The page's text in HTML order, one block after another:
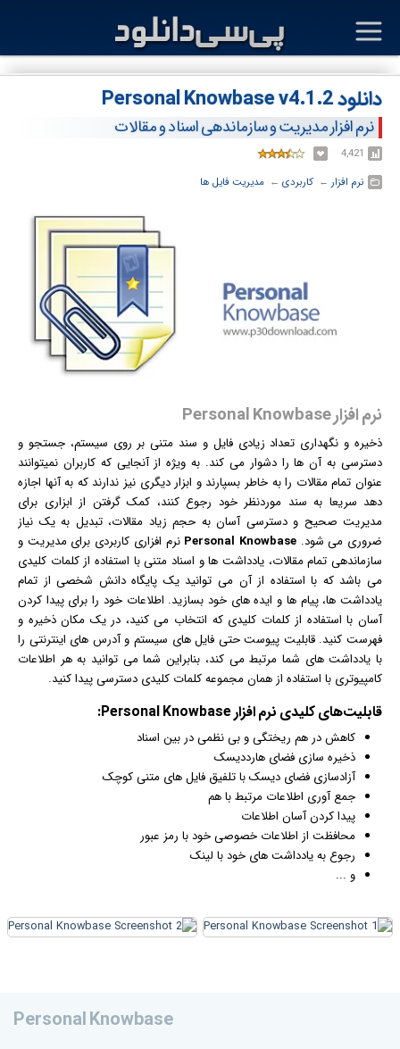
دانلود Personal Knowbase v4.1.2
نرم افزار مدیریت و سازماندهی اسناد و مقالات
4,421
نرم افزار ← ‏ کاربردی ← ‏ مدیریت فایل ها
نرم افزار Personal Knowbase
ذخیره و نگهداری تعداد زیادی فایل و سند متنی بر روی سیستم، جستجو و
دسترسی به آن ها را دشوار می کند. به ویژه از آنجایی که کاربران نمیتوانند
عنوان تمام مقالات را به خاطر بسپارند و ابزار دیگری نیز ندارند که به آنها اجازه
دهد سریعا به سند موردنظر خود رجوع کنند، کمک گرفتن از ابزاری برای
مدیریت صحیح و دسترسی آسان به حجم زیاد مقالات، تبدیل به یک نیاز
ضروری می شود.Personal Knowbase نرم افزاری کاربردی برای مدیریت و
سازماندهی تمام مقالات، یادداشت ها و اسناد متنی با استفاده از کلمات کلیدی
می باشد که با استفاده از آن می توانید یک پایگاه دانش شخصی از تمام
یادداشت ها، پیام ها و ایده های خود بسازید. اطلاعات خود را برای پیدا کردن
آسان با استفاده از کلمات کلیدی که انتخاب می کنید، در یک مکان ذخیره و
فهرست کنید. قابلیت پیوست حتی فایل های سیستم و آدرس های اینترنتی را
با یادداشت های شما مرتبط می کند، بنابراین شما می توانید به هر اطلاعات
کامپیوتری با استفاده از همان مجموعه کلمات کلیدی دسترسی پیدا کنید.
قابلیت‌های کلیدی نرم افزار
کاهش در هم ریختگی و بی نظمی در بین اسناد
ذخیره سازی فضای هارددیسک
آزادسازی فضای دیسک با تلفیق فایل های متنی کوچک
جمع آوری اطلاعات مرتبط با هم
پیدا کردن آسان اطلاعات
محافظت از اطلاعات خصوصی خود با رمز عبور
رجوع به یادداشت های خود با لینک
و ...
Personal Knowbase